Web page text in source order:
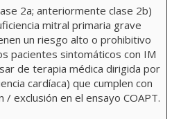
2a; anteriormente clase 2b)
mitral primaria grave
un riesgo alto o prohibitivo
pacientes sintomáticos con IM
de terapia médica dirigida por
cardíaca) que cumplen con
/ exclusión en el ensayo COAPT.